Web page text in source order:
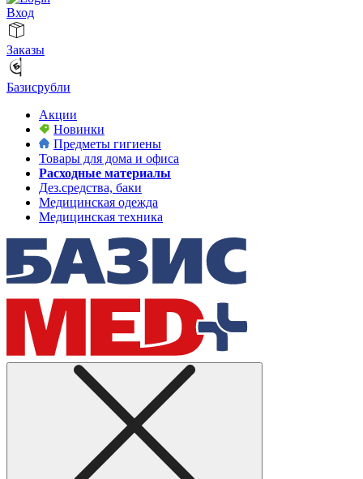
Вход
Заказы
Базисрубли
Акции
Новинки
Предметы гигиены
Товары для дома и офиса
Расходные материалы
Дез.средства, баки
Медицинская одежда
Медицинская техника